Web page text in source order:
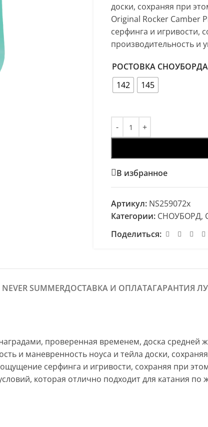
доски, сохраняя при
Original Rocker Camber
серфинга и игривости,
производительность и
РОСТОВКА СНОУБОРДА
142
145
В избранное
Артикул: NS259072x
Категории: СНОУБОРД,
Поделиться:
SUMMERДОСТАВКА И ОПЛАТАГАРАНТИЯ
проверенная временем, доска средней
и маневренность ноуса и тейла доски,
серфинга и игривости, сохраняя при
которая отлично подходит для катания по